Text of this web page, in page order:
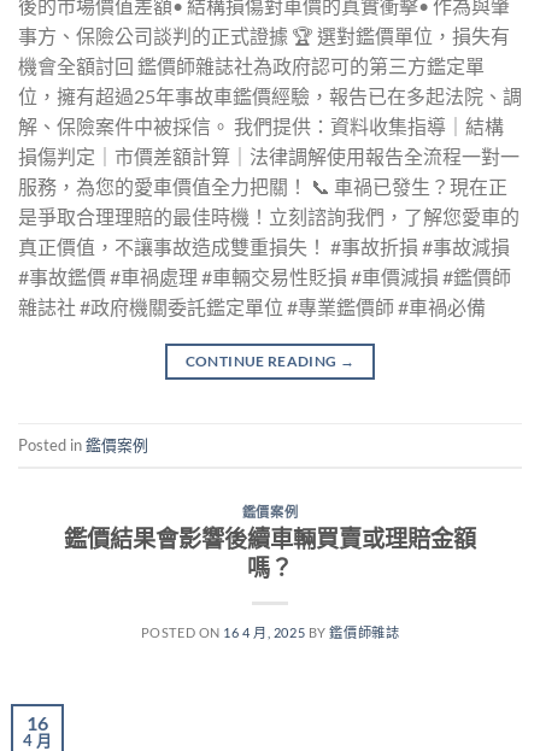
後的市場價值差額• 結構損傷對車價的真實衝擊• 作為與肇
事方、保險公司談判的正式證據 🏆 選對鑑價單位，損失有
機會全額討回 鑑價師雜誌社為政府認可的第三方鑑定單
位，擁有超過25年事故車鑑價經驗，報告已在多起法院、調
解、保險案件中被採信。 我們提供：資料收集指導｜結構
損傷判定｜市價差額計算｜法律調解使用報告全流程一對一
服務，為您的愛車價值全力把關！ 📞 車禍已發生？現在正
是爭取合理理賠的最佳時機！立刻諮詢我們，了解您愛車的
真正價值，不讓事故造成雙重損失！ #事故折損 #事故減損
#事故鑑價 #車禍處理 #車輛交易性貶損 #車價減損 #鑑價師
雜誌社 #政府機關委託鑑定單位 #專業鑑價師 #車禍必備
CONTINUE READING →
Posted in鑑價案例
鑑價案例
鑑價結果會影響後續車輛買賣或理賠金額
嗎？
POSTED ON 16 4 月, 2025 BY鑑價師雜誌
16
4 月